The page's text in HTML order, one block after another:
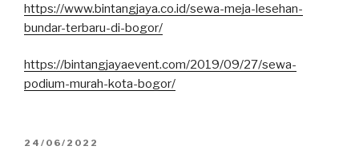
https://www.bintangjaya.co.id/sewa-meja-lesehan-
bundar-terbaru-di-bogor/
https://bintangjayaevent.com/2019/09/27/sewa-
podium-murah-kota-bogor/
DIPOSKAN
24/06/2022